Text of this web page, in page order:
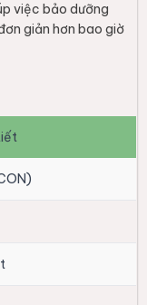
việc bảo dưỡng
giản hơn bao giờ